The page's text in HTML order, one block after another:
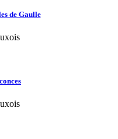
de Gaulle